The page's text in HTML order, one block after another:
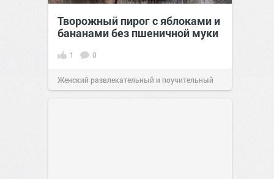
Творожный пирог с яблоками и
бананами без пшеничной муки
1 0
Женский развлекательный и поучительный